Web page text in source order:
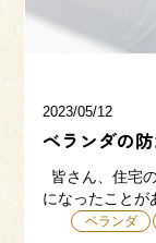
採用情報
2023/05/12
ベランダの
皆さん、住宅
になったこと
ベランダ